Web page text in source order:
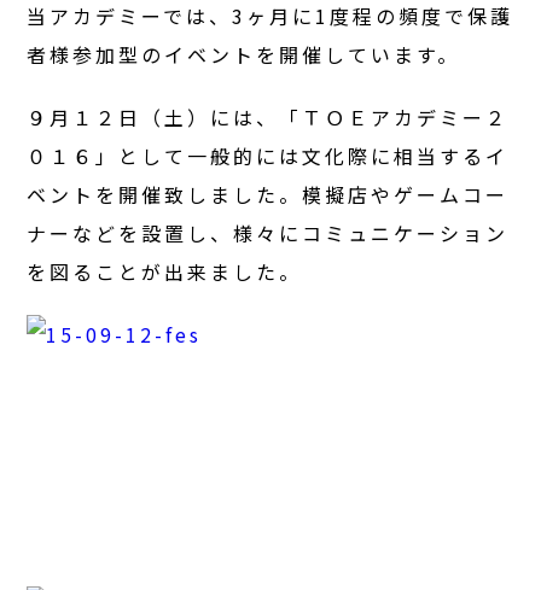
当アカデミーでは、3ヶ月に1度程の頻度で保護
者様参加型のイベントを開催しています。
９月１２日（土）には、「ＴＯＥアカデミー２
０１６」として一般的には文化際に相当するイ
ベントを開催致しました。模擬店やゲームコー
ナーなどを設置し、様々にコミュニケーション
を図ることが出来ました。